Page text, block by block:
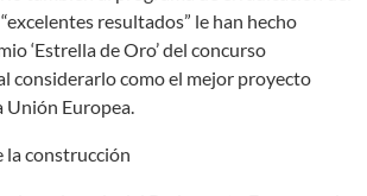
resultados” le han hecho
‘Estrella de Oro’ del concurso
considerarlo como el mejor proyecto
Unión Europea.
la construcción